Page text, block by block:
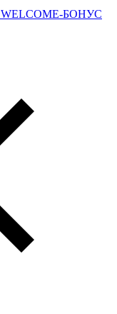
WELCOME-БОНУС